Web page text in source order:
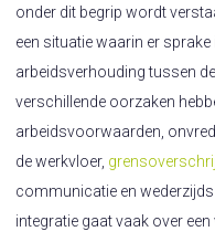
onder dit begrip wordt
een situatie waarin er
arbeidsverhouding tussen
verschillende oorzaken
arbeidsvoorwaarden,
de werkvloer,
communicatie en
integratie gaat vaak over